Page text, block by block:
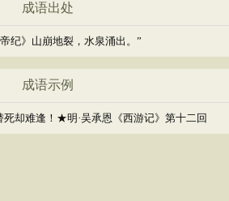
成语出处
帝纪》山崩地裂，水泉涌出。”
成语示例
却难逢！★明·吴承恩《西游记》第十二回